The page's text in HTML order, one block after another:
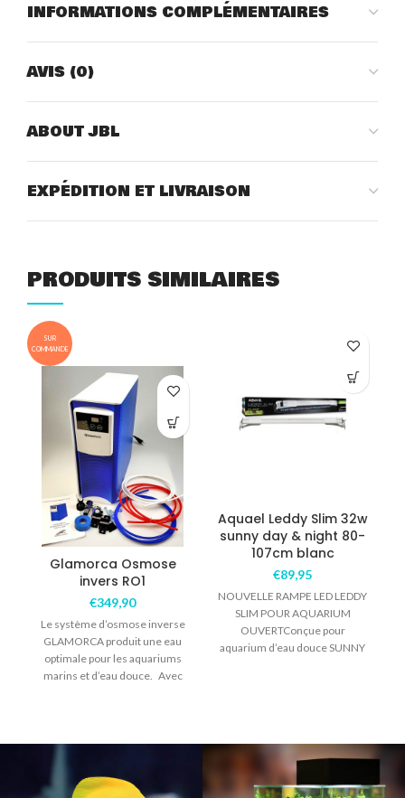
INFORMATIONS COMPLÉMENTAIRES
AVIS (0)
ABOUT JBL
EXPÉDITION ET LIVRAISON
PRODUITS SIMILAIRES
SUR
COMMANDE
Glamorca Osmose
invers RO1
€349,90
Le système d’osmose inverse
GLAMORCA produit une eau
optimale pour les aquariums
marins et d’eau douce. Avec
Aquael Leddy Slim 32w
sunny day & night 80-
107cm blanc
€89,95
NOUVELLE RAMPE LED LEDDY
SLIM POUR AQUARIUM
OUVERTConçue pour
aquarium d’eau douce SUNNY